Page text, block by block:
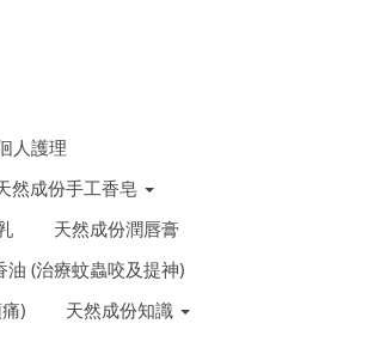
人護理
然成份手工香皂
天然成份潤唇膏
油 (治療蚊蟲咬及提神)
)
天然成份知識